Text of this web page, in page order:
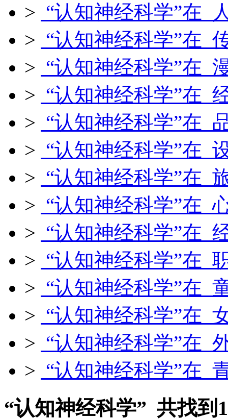
> “认知神经科学”在
> “认知神经科学”在
> “认知神经科学”在
> “认知神经科学”在
> “认知神经科学”在
> “认知神经科学”在
> “认知神经科学”在
> “认知神经科学”在
> “认知神经科学”在
> “认知神经科学”在
> “认知神经科学”在
> “认知神经科学”在
> “认知神经科学”在
> “认知神经科学”在
“认知神经科学” 共找到